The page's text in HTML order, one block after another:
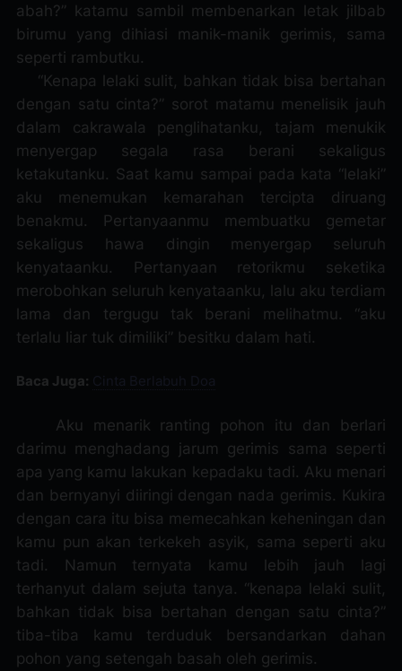
abah?” katamu sambil membenarkan letak jilbab
birumu yang dihiasi manik-manik gerimis, sama
seperti rambutku.
“Kenapa lelaki sulit, bahkan tidak bisa bertahan
dengan satu cinta?” sorot matamu menelisik jauh
dalam cakrawala penglihatanku, tajam menukik
menyergap segala rasa berani sekaligus
ketakutanku. Saat kamu sampai pada kata “lelaki”
aku menemukan kemarahan tercipta diruang
benakmu. Pertanyaanmu membuatku gemetar
sekaligus hawa dingin menyergap seluruh
kenyataanku. Pertanyaan retorikmu seketika
merobohkan seluruh kenyataanku, lalu aku terdiam
lama dan tergugu tak berani melihatmu. “aku
terlalu liar tuk dimiliki” besitku dalam hati.
Baca Juga: Cinta Berlabuh Doa
Aku menarik ranting pohon itu dan berlari
darimu menghadang jarum gerimis sama seperti
apa yang kamu lakukan kepadaku tadi. Aku menari
dan bernyanyi diiringi dengan nada gerimis. Kukira
dengan cara itu bisa memecahkan keheningan dan
kamu pun akan terkekeh asyik, sama seperti aku
tadi. Namun ternyata kamu lebih jauh lagi
terhanyut dalam sejuta tanya. “kenapa lelaki sulit,
bahkan tidak bisa bertahan dengan satu cinta?”
tiba-tiba kamu terduduk bersandarkan dahan
pohon yang setengah basah oleh gerimis.